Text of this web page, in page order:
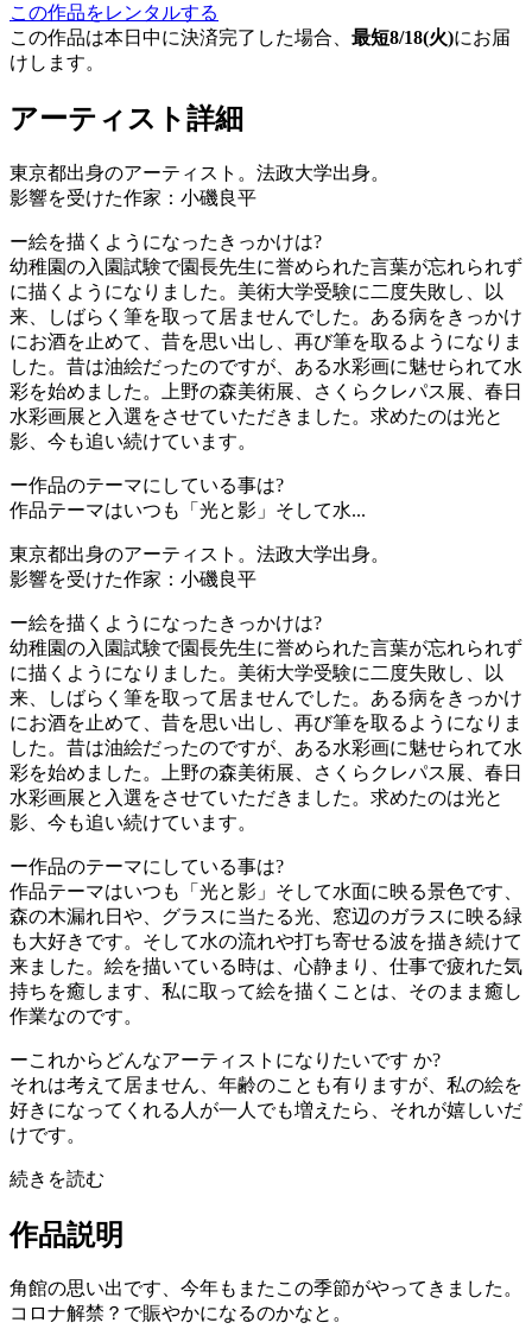
この作品をレンタルする
この作品は本日中に決済完了した場合、 最短8/18(火)にお届
けします。
アーティスト詳細
東京都出身のアーティスト。法政大学出身。
影響を受けた作家：小磯良平
ー絵を描くようになったきっかけは?
幼稚園の入園試験で園長先生に誉められた言葉が忘れられず
に描くようになりました。美術大学受験に二度失敗し、以
来、しばらく筆を取って居ませんでした。ある病をきっかけ
にお酒を止めて、昔を思い出し、再び筆を取るようになりま
した。昔は油絵だったのですが、ある水彩画に魅せられて水
彩を始めました。上野の森美術展、さくらクレパス展、春日
水彩画展と入選をさせていただきました。求めたのは光と
影、今も追い続けています。
ー作品のテーマにしている事は?
作品テーマはいつも「光と影」そして水...
東京都出身のアーティスト。法政大学出身。
影響を受けた作家：小磯良平
ー絵を描くようになったきっかけは?
幼稚園の入園試験で園長先生に誉められた言葉が忘れられず
に描くようになりました。美術大学受験に二度失敗し、以
来、しばらく筆を取って居ませんでした。ある病をきっかけ
にお酒を止めて、昔を思い出し、再び筆を取るようになりま
した。昔は油絵だったのですが、ある水彩画に魅せられて水
彩を始めました。上野の森美術展、さくらクレパス展、春日
水彩画展と入選をさせていただきました。求めたのは光と
影、今も追い続けています。
ー作品のテーマにしている事は?
作品テーマはいつも「光と影」そして水面に映る景色です、
森の木漏れ日や、グラスに当たる光、窓辺のガラスに映る緑
も大好きです。そして水の流れや打ち寄せる波を描き続けて
来ました。絵を描いている時は、心静まり、仕事で疲れた気
持ちを癒します、私に取って絵を描くことは、そのまま癒し
作業なのです。
ーこれからどんなアーティストになりたいです か?
それは考えて居ません、年齢のことも有りますが、私の絵を
好きになってくれる人が一人でも増えたら、それが嬉しいだ
けです。
続きを読む
作品説明
角館の思い出です、今年もまたこの季節がやってきました。
コロナ解禁？で賑やかになるのかなと。